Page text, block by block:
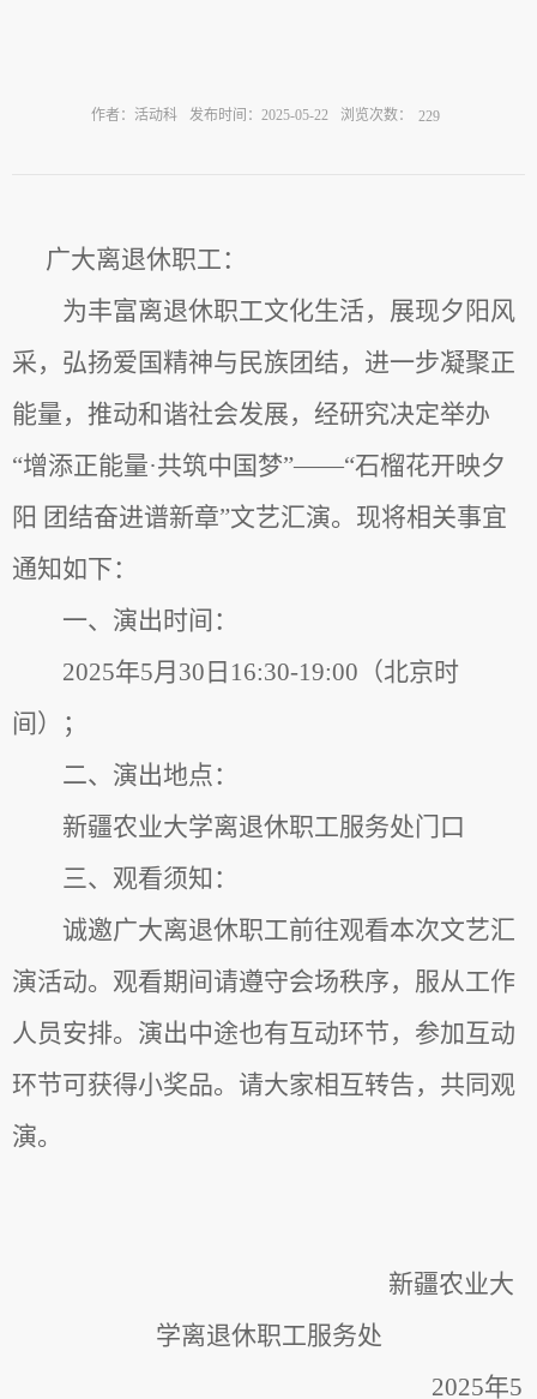
作者：活动科 发布时间：2025-05-22 浏览次数： 229
广大离退休职工：
为丰富离退休职工文化生活，展现夕阳风
采，弘扬爱国精神与民族团结，进一步凝聚正
能量，推动和谐社会发展，经研究决定举办
“增添正能量·共筑中国梦”——“石榴花开映夕
阳 团结奋进谱新章”文艺汇演。现将相关事宜
通知如下：
一、 演出时间：
2025年5月 30 日 16:30-19:00 （北京时
间）；
二、演出地点：
新疆农业大学离退休职工服务处门口
三、观看须知：
诚邀广大离退休职工前往观看本次文艺汇
演活动。观看期间请遵守会场秩序，服从工作
人员安排。 演出中途也有互动环节，参加互动
环节可获得小奖品。 请大家相互转告，共同观
演。
新疆农业大
学离退休职工服务处
2025年5